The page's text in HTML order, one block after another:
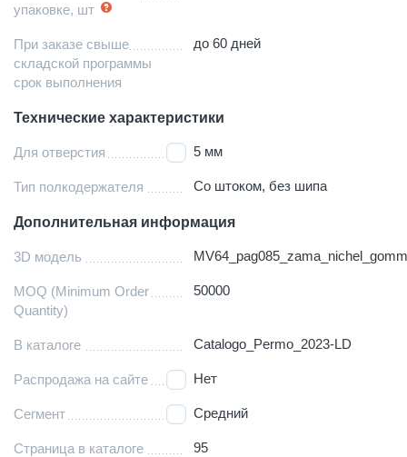
упаковке, шт
При заказе свыше
складской программы
срок выполнения
до 60 дней
Технические характеристики
Для отверстия 5 мм
Тип полкодержателя Со штоком, без шипа
Дополнительная информация
3D модель
MOQ (Minimum Order
Quantity)
50000
В каталоге Catalogo_Permo_2023-LD
Распродажа на сайте Нет
Сегмент Средний
Страница в каталоге 95